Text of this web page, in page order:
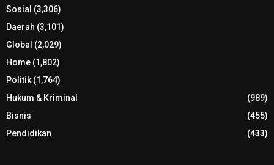
Sosial (3,306)
Daerah (3,101)
Global (2,029)
Home (1,802)
Politik(1,764)
Hukum & Kriminal
(989)
Bisnis
(455)
Pendidikan
(433)